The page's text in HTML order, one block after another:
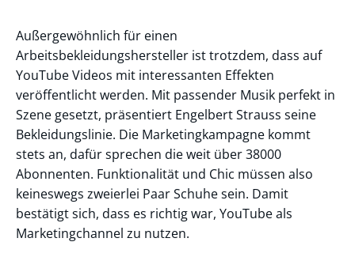
Außergewöhnlich für einen
Arbeitsbekleidungshersteller ist trotzdem, dass auf
YouTube Videos mit interessanten Effekten
veröffentlicht werden. Mit passender Musik perfekt in
Szene gesetzt, präsentiert Engelbert Strauss seine
Bekleidungslinie. Die Marketingkampagne kommt
stets an, dafür sprechen die weit über 38000
Abonnenten. Funktionalität und Chic müssen also
keineswegs zweierlei Paar Schuhe sein. Damit
bestätigt sich, dass es richtig war, YouTube als
Marketingchannel zu nutzen.